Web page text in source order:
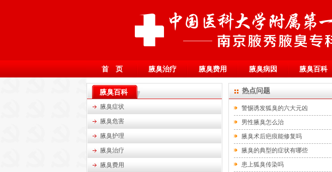
首 页 腋臭治疗 腋臭费用 腋臭病因 腋臭百科
腋臭百科
腋臭症状
腋臭危害
腋臭护理
腋臭治疗
腋臭费用
热点问题
警惕诱发狐臭的六大元凶
男性腋臭怎么治
腋臭术后疤痕能修复吗
腋臭的典型的症状有哪些
患上狐臭传染吗